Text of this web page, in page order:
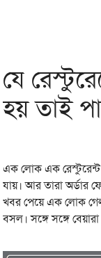
যে
হয় তাই
এক লোক এক রেস্টুরেন্ট
যায়। আর তারা অর্ডার
খবর পেয়ে এক লোক
বসল। সঙ্গে সঙ্গে